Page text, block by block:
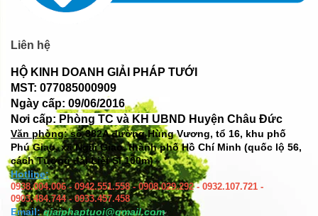
Liên hệ
HỘ KINH DOANH GIẢI PHÁP TƯỚI
MST: 077085000909
Ngày cấp: 09/06/2016
Nơi cấp: Phòng TC và KH UBND Huyện Châu Đức
Văn phòng: số382A đường Hùng Vương, tổ 16, khu phố
Phú Giao, xã Ngãi Giao, thành phố Hồ Chí Minh (quốc lộ 56,
cách Tượng đài Liệt Sĩ 100m)
Hotline:
0938.004.006 - 0942.551.558 - 0908.029.292 - 0932.107.721 -
0903.484.744 - 0933.457.458
Email: giaiphaptuoi@gmail.com